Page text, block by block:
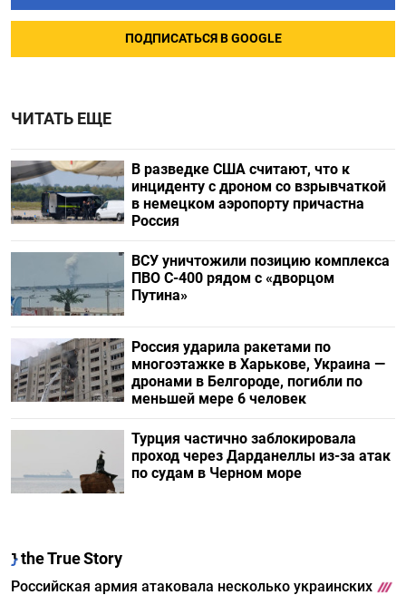
ПОДПИСАТЬСЯ В GOOGLE
ЧИТАТЬ ЕЩЕ
В разведке США считают, что к
инциденту с дроном со взрывчаткой
в немецком аэропорту причастна
Россия
ВСУ уничтожили позицию комплекса
ПВО С-400 рядом с «дворцом
Путина»
Россия ударила ракетами по
многоэтажке в Харькове, Украина —
дронами в Белгороде, погибли по
меньшей мере 6 человек
Турция частично заблокировала
проход через Дарданеллы из-за атак
по судам в Черном море